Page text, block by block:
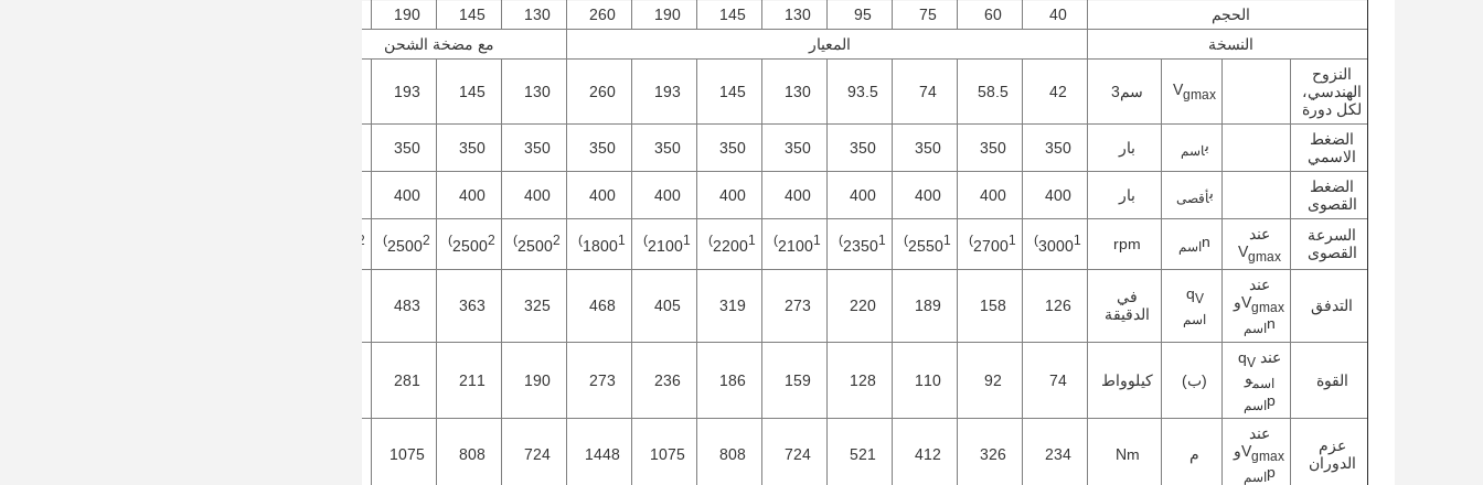
الحجم 40
60
75
95
130
145
190
260
130
145
190
النسخة
المعيار
مع مضخة الشحن
النزوح
الهندسي،
لكل دورة
Vgmax سم3 42
58.5
74
93.5
130
145
193
260
130
145
193
الضغط
الاسمي
باسم بار 350
350
350
350
350
350
350
350
350
350
350
الضغط
القصوى
بأقصى بار 400
400
400
400
400
400
400
400
400
400
400
السرعة
القصوى
عند
Vgmax
nاسم rpm
30001)
27001)
25501)
23501)
21001)
22001)
21001)
18001)
25002)
25002)
25002)
2)
التدفق
عند
Vgmax
و
nاسم
qV
اسم
في
الدقيقة
126
158
189
220
273
319
405
468
325
363
483
القوة
عند qV
اسمو
pاسم
(ب) كيلوواط 74
92
110
128
159
186
236
273
190
211
281
عزم
الدوران
عند
Vgmax
و
pاسم
م Nm
234
326
412
521
724
808
1075
1448
724
808
1075